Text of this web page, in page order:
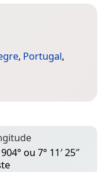
, Portugal,
ou 7° 11′ 25″